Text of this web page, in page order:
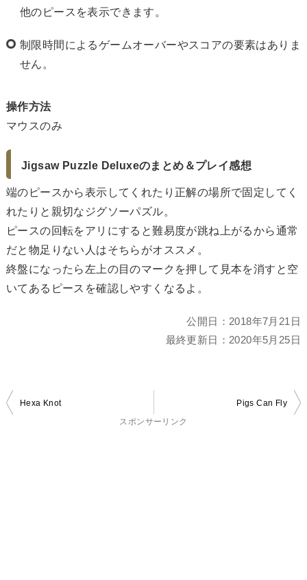
他のピースを表示できます。
制限時間によるゲームオーバーやスコアの要素はありま
せん。
操作方法
マウスのみ
Jigsaw Puzzle Deluxeのまとめ＆プレイ感想
端のピースから表示してくれたり正解の場所で固定してく
れたりと親切なジグソーパズル。
ピースの回転をアリにすると難易度が跳ね上がるから通常
だと物足りない人はそちらがオススメ。
終盤になったら左上の目のマークを押して見本を消すと空
いてあるピースを確認しやすくなるよ。
公開日： 2018年7月21日
最終更新日： 2020年5月25日
投
Hexa Knot
Pigs Can Fly
スポンサーリンク